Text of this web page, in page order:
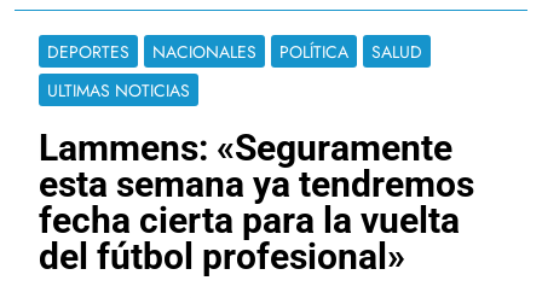
DEPORTES NACIONALES POLÍTICA
SALUD
ULTIMAS NOTICIAS
Lammens: «Seguramente
esta semana ya tendremos
fecha cierta para la vuelta
del fútbol profesional»